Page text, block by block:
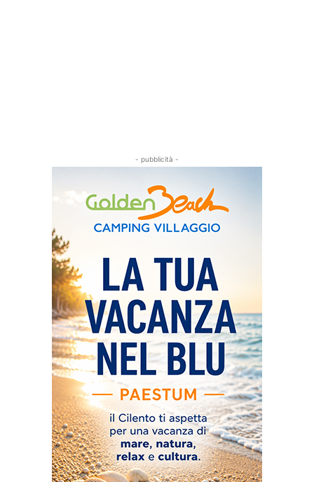
- pubblicità -